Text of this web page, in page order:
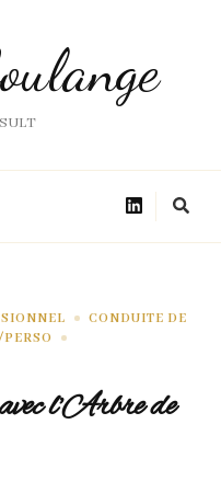
CONDUITE DE
l’Arbre de